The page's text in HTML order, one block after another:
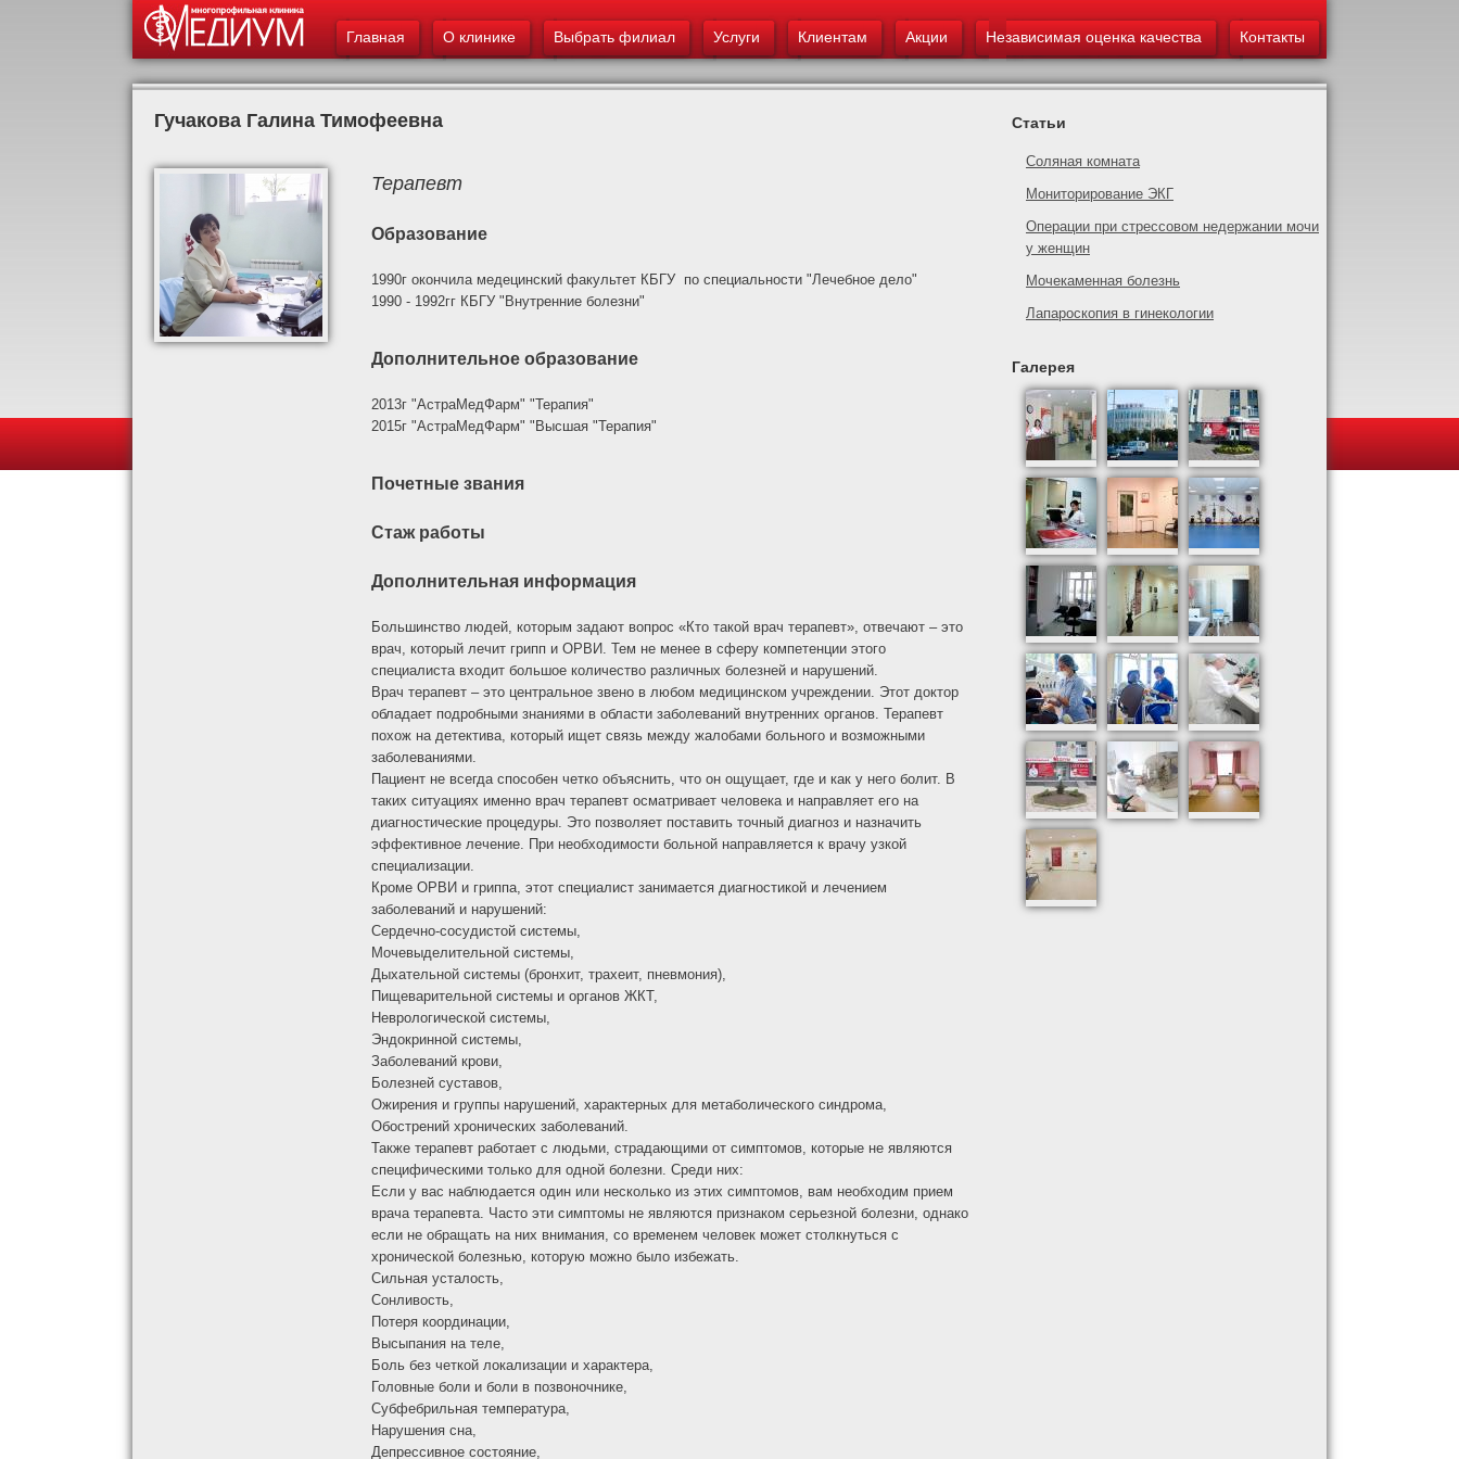
содержанию
Главная
О клинике Выбрать филиал Услуги Клиентам Акции Независимая оценка качества Контакты
Гучакова Галина Тимофеевна
Терапевт
Образование
1990г окончила медецинский факультет КБГУ по специальности "Лечебное дело"
1990 - 1992гг КБГУ "Внутренние болезни"
Дополнительное образование
2013г "АстраМедФарм" "Терапия"
2015г "АстраМедФарм" "Высшая "Терапия"
Почетные звания
Стаж работы
Дополнительная информация
Большинство людей, которым задают вопрос «Кто такой врач терапевт», отвечают – это
врач, который лечит грипп и ОРВИ. Тем не менее в сферу компетенции этого
специалиста входит большое количество различных болезней и нарушений.
Врач терапевт – это центральное звено в любом медицинском учреждении. Этот доктор
обладает подробными знаниями в области заболеваний внутренних органов. Терапевт
похож на детектива, который ищет связь между жалобами больного и возможными
заболеваниями.
Пациент не всегда способен четко объяснить, что он ощущает, где и как у него болит. В
таких ситуациях именно врач терапевт осматривает человека и направляет его на
диагностические процедуры. Это позволяет поставить точный диагноз и назначить
эффективное лечение. При необходимости больной направляется к врачу узкой
специализации.
Кроме ОРВИ и гриппа, этот специалист занимается диагностикой и лечением
заболеваний и нарушений:
Сердечно-сосудистой системы,
Мочевыделительной системы,
Дыхательной системы (бронхит, трахеит, пневмония),
Пищеварительной системы и органов ЖКТ,
Неврологической системы,
Эндокринной системы,
Заболеваний крови,
Болезней суставов,
Ожирения и группы нарушений, характерных для метаболического синдрома,
Обострений хронических заболеваний.
Также терапевт работает с людьми, страдающими от симптомов, которые не являются
специфическими только для одной болезни. Среди них:
Если у вас наблюдается один или несколько из этих симптомов, вам необходим прием
врача терапевта. Часто эти симптомы не являются признаком серьезной болезни, однако
если не обращать на них внимания, со временем человек может столкнуться с
хронической болезнью, которую можно было избежать.
Сильная усталость,
Сонливость,
Потеря координации,
Высыпания на теле,
Боль без четкой локализации и характера,
Головные боли и боли в позвоночнике,
Субфебрильная температура,
Нарушения сна,
Депрессивное состояние,
Статьи
Соляная комната
Мониторирование ЭКГ
Операции при стрессовом недержании мочи
у женщин
Мочекаменная болезнь
Лапароскопия в гинекологии
Галерея